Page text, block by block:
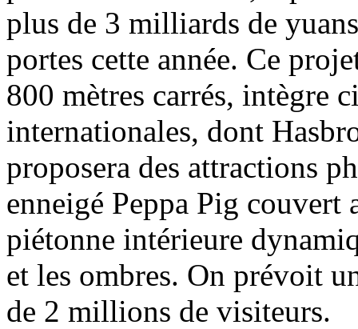
plus de 3 milliards de
portes cette année. Ce
800 mètres carrés, intègre
internationales, dont
proposera des attractions
enneigé Peppa Pig couvert
piétonne intérieure
et les ombres. On prévoit
de 2 millions de visiteurs.